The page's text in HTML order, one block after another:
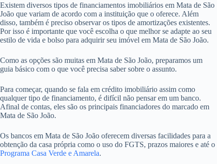
Existem diversos tipos de financiamentos imobiliários em Mata de São
João que variam de acordo com a instituição que o oferece. Além
disso, também é preciso observar os tipos de amortizações existentes.
Por isso é importante que você escolha o que melhor se adapte ao seu
estilo de vida e bolso para adquirir seu imóvel em Mata de São João.
Como as opções são muitas em Mata de São João, preparamos um
guia básico com o que você precisa saber sobre o assunto.
Para começar, quando se fala em crédito imobiliário assim como
qualquer tipo de financiamento, é difícil não pensar em um banco.
Afinal de contas, eles são os principais financiadores do marcado em
Mata de São João.
Os bancos em Mata de São João oferecem diversas facilidades para a
obtenção da casa própria como o uso do FGTS, prazos maiores e até o
Programa Casa Verde e Amarela.